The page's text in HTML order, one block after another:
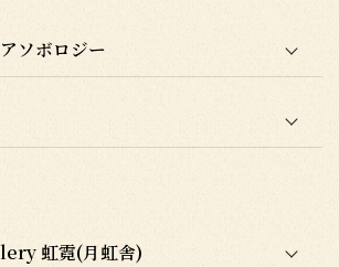
ソボロジー
虹霓(月虹舎)